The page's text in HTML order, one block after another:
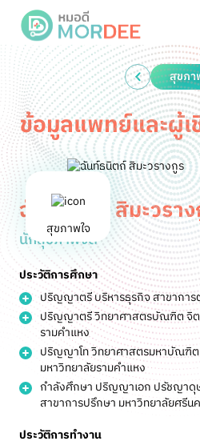
สุขภา
ข้อมูลแพทย์และผู้
ฉันท์ธนิตถ์ สิมะวรา
นักสุขภาพจิต
ประวัติการศึกษา
ปริญญาตรี บริหารธุรกิจ สาขากา
ปริญญาตรี วิทยาศาสตรบัณฑิต จิต
รามคำแหง
ปริญญาโท วิทยาศาสตรมหาบัณฑิ
มหาวิทยาลัยรามคำแหง
กำลังศึกษา ปริญญาเอก ปรัชญา
สาขาการปรึกษา มหาวิทยาลัยศรีน
ประวัติการทำงาน
สุขภาพใจ